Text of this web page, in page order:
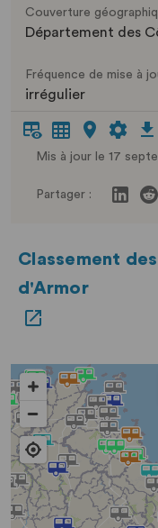
Couverture
Département des
Fréquence de mise à
irrégulier
Mis à jour le 17
Partager :
Classement
d'Armor